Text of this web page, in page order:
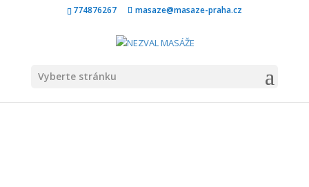
774876267 masaze@masaze-praha.cz
Vyberte stránku